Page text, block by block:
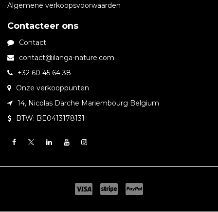
Algemene verkoopsvoorwaarden
Contacteer ons
Contact
contact@ilanga-nature.com
+32 60 45 64 38
Onze verkooppunten
14, Nicolas Darche Mariembourg Belgium
BTW: BE0413178131